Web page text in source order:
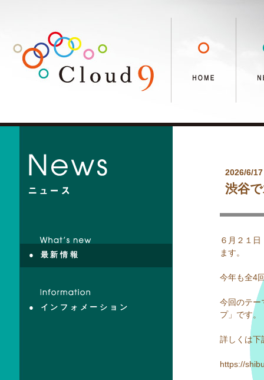
● 最新情報
● インフォメーション
2026/6/17
渋谷
６月２１
ます。
今年も全4
今回のテー
プ」です。
詳しくは下
https://